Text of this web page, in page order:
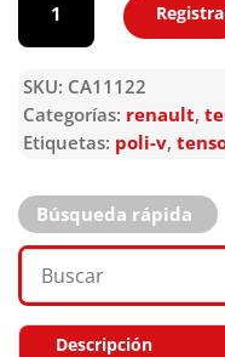
Agregar
SKU: CA11122
Categorías: renault,
Etiquetas: poli-v,
Búsqueda rápida
Descripción